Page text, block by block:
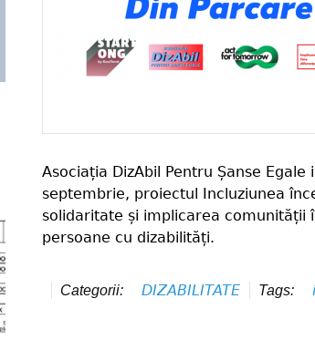
Asociația DizAbil Pentru Șanse
septembrie, proiectul Incluziunea
solidaritate și implicarea comunității
persoane cu dizabilități.
Categorii: DIZABILITATE Tags: